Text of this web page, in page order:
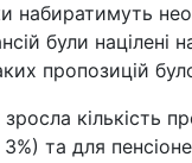
були націлені
пропозицій
кількість
та для